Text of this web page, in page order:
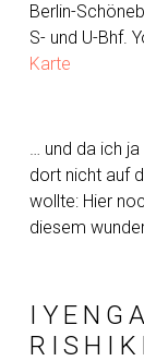
Berlin-
S- und U-Bhf.
Karte
… und da ich
dort nicht auf
wollte: Hier
diesem